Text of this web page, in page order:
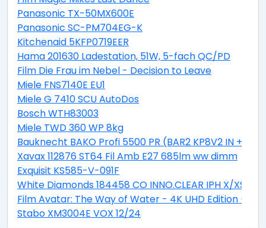
Panasonic TX-50MX600E
Panasonic SC-PM704EG-K
Kitchenaid 5KFP0719EER
Hama 201630 Ladestation, 51W, 5-fach QC/PD
Film Die Frau im Nebel - Decision to Leave
Miele FNS7140E EU1
Miele G 7410 SCU AutoDos
Bosch WTH83003
Miele TWD 360 WP 8kg
Bauknecht BAKO Profi 5500 PR (BAR2 KP8V2 IN +
Xavax 112876 ST64 Fil Amb E27 685lm ww dimm
Exquisit KS585-V-091F
White Diamonds 184458 CO INNO.CLEAR IPH X/XS
Film Avatar: The Way of Water - 4K UHD Edition
Stabo XM3004E VOX 12/24